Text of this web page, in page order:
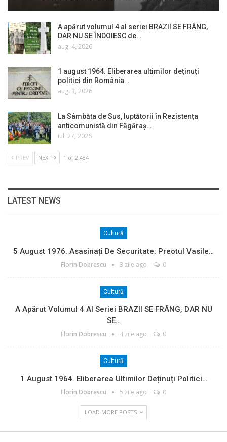
A apărut volumul 4 al seriei BRAZII SE FRÂNG,
DAR NU SE ÎNDOIESC de…
aug. 4, 2026
1 august 1964. Eliberarea ultimilor deținuți
politici din România…
aug. 3, 2026
La Sâmbăta de Sus, luptătorii în Rezistența
anticomunistă din Făgăraș…
iul. 27, 2026
PREV NEXT 1 of 2.484
LATEST NEWS
Cultură
5 August 1976. Asasinați De Securitate: Preotul Vasile…
Florin Dobrescu 3 zile ago 0
Cultură
A Apărut Volumul 4 Al Seriei BRAZII SE FRÂNG, DAR NU
SE…
Florin Dobrescu 4 zile ago 0
Cultură
1 August 1964. Eliberarea Ultimilor Deținuți Politici…
Florin Dobrescu 5 zile ago 0
LOAD MORE POSTS